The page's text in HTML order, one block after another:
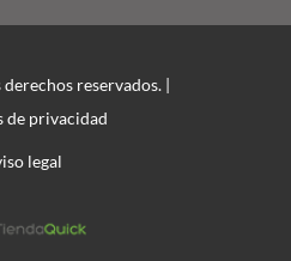
reservados. |
de privacidad
legal